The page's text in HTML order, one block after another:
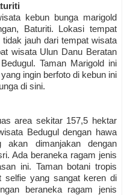
kebun bunga marigold
Baturiti. Lokasi tempat
jauh dari tempat wisata
wisata Ulun Danu Beratan
Taman Marigold ini
ingin berfoto di kebun ini
di sini.
area sekitar 157,5 hektar
Bedugul dengan hawa
akan dimanjakan dengan
Ada beraneka ragam jenis
ini. Taman botani tropis
selfie yang sangat keren di
beraneka ragam jenis